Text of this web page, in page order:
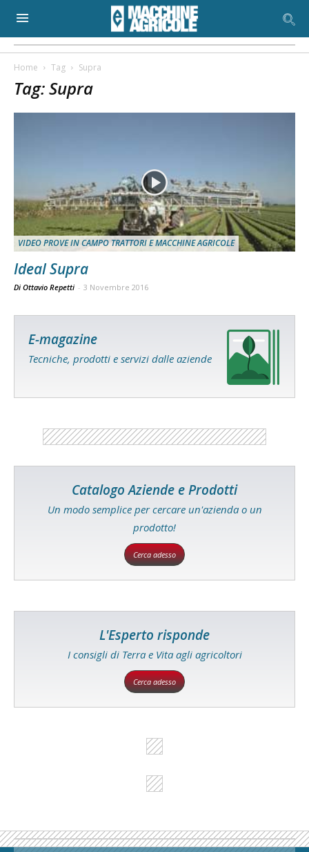
Home Tag Supra
Tag: Supra
VIDEO PROVE IN CAMPO TRATTORI E MACCHINE AGRICOLE
Ideal Supra
Di Ottavio Repetti - 3 Novembre 2016
E-magazine
Tecniche, prodotti e servizi dalle aziende
Catalogo Aziende e Prodotti
Un modo semplice per cercare un'azienda o un
prodotto!
Cerca adesso
L'Esperto risponde
I consigli di Terra e Vita agli agricoltori
Cerca adesso